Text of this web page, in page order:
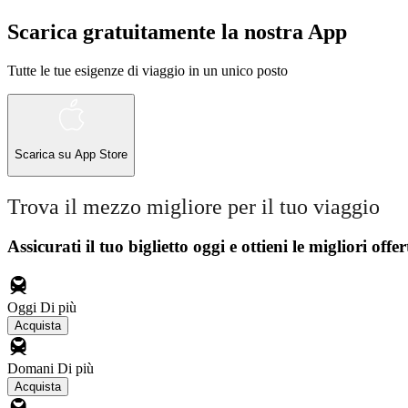
Scarica gratuitamente la nostra App
Tutte le tue esigenze di viaggio in un unico posto
Scarica su App Store
Trova il mezzo migliore per il tuo viaggio
Assicurati il ​​tuo biglietto oggi e ottieni le migliori
Oggi Di più
Acquista
Domani Di più
Acquista